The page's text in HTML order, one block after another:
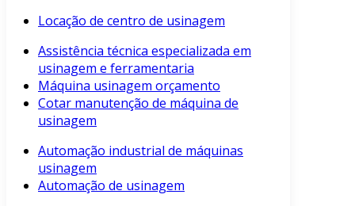
Locação de centro de usinagem
Assistência técnica especializada em
usinagem e ferramentaria
Máquina usinagem orçamento
Cotar manutenção de máquina de
usinagem
Automação industrial de máquinas
usinagem
Automação de usinagem